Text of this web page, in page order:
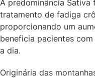
A predominância Sativa
tratamento de fadiga
proporcionando um
beneficia pacientes
a dia.
Originária das